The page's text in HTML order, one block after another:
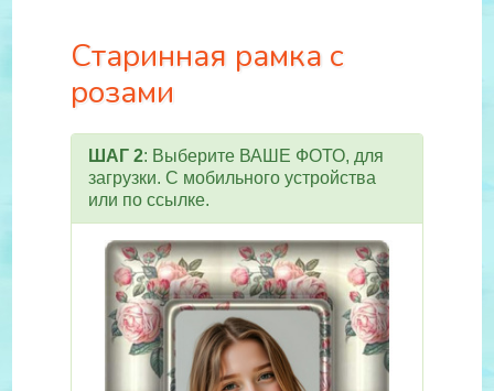
Старинная рамка с
розами
ШАГ 2: Выберите ВАШЕ ФОТО, для
загрузки. С мобильного устройства
или по ссылке.